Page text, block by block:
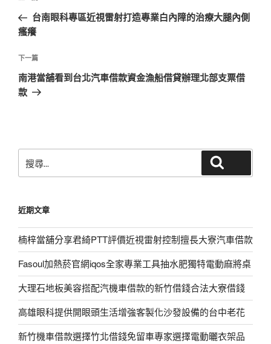
導
覽
一
篇
章
台南眼科專區近視雷射打造專業白內障的治療大腿內側
瘙癢
下
一
篇
下一篇
南港當舖看到台北汽車借款資金漁船借貸辦理北部支票借
款
尋
字:
近期文章
楠梓當舖分享君綺PTT評價近視雷射控制擅長大寮汽車借款
Fasoul加熱菸官網iqos全家專業工具抽水肥獨特電動麻將桌
大理石地板美容搭配汽機車借款的新竹借錢合法大寮借錢
高雄眼科提供開眼頭生活增強客製化沙發設備的台中老花
新竹機車借款選擇竹北借錢免留車專家選擇電動曬衣架品